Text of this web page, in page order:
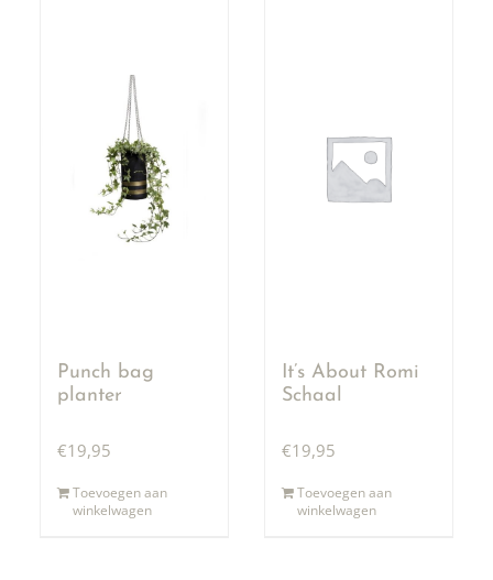
Punch bag
planter
€19,95
Toevoegen aan
winkelwagen
It’s About Romi
Schaal
€19,95
Toevoegen aan
winkelwagen